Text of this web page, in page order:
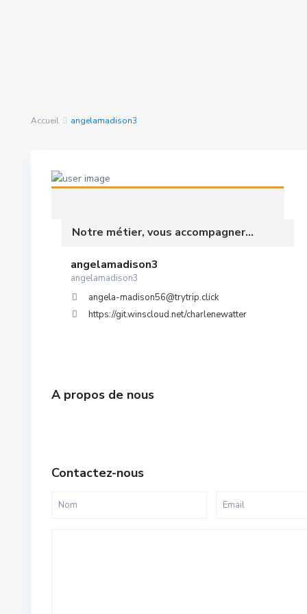
Accueil angelamadison3
Notre métier, vous accompagner...
angelamadison3
angelamadison3
angela-madison56@trytrip.click
https://git.winscloud.net/charlenewatter
A propos de nous
Contactez-nous